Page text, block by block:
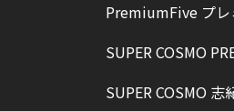
PremiumFive プレ
SUPER COSMO
SUPER COSMO 志